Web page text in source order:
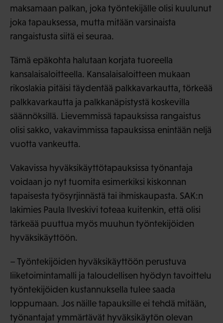
maksamaan palkan, joka työntekijälle olisi kuulunut
joka tapauksessa, mutta mitään varsinaista
rangaistusta siitä ei seuraa.
Tämä epäkohta halutaan korjata tuoreella
kansalaisaloitteella. Kansalaisaloitteen mukaan
rikoslakia pitäisi täydentää palkkavarkautta, törkeää
palkkavarkautta ja palkkanäpistystä koskevilla
säännöksillä. Lievemmissä tapauksissa rangaistus
olisi sakko, vakavimmissa tapauksissa enintään neljä
vuotta vankeutta.
Vakavissa hyväksikäyttötapauksissa työnantaja
voidaan jo nyt tuomita esimerkiksi kiskonnan
tapaisesta työsyrjinnästä tai ihmiskaupasta. SAK:n
lakimies Paula Ilveskivi toteaa kuitenkin, että olisi
tärkeää puuttua myös muuhun työntekijöiden
hyväksikäyttöön.
– Työntekijöiden hyväksikäyttöön perustuva
liiketoimintamalli ja taloudellisen hyödyn tavoittelu
työntekijöiden kustannuksella tulee saada
loppumaan. Jos näille tapauksille ei tehdä mitään,
työnantajat ymmärtävät hyväksikäytön olevan